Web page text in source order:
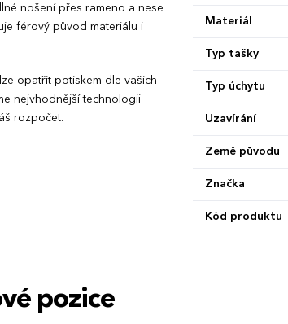
nošení přes rameno a nese
férový původ materiálu i
opatřit potiskem dle vašich
nejvhodnější technologii
rozpočet.
Materiál
Typ tašky
Typ úchytu
Uzavírání
Země původu
Značka
Kód produktu
pozice